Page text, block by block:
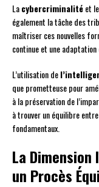
Lacybercriminalitéet
également la tâche des
maîtriser ces nouvelles
continue et une
L’utilisation de
que prometteuse pour
à la préservation de
à trouver un équilibre
fondamentaux.
La
un Procès